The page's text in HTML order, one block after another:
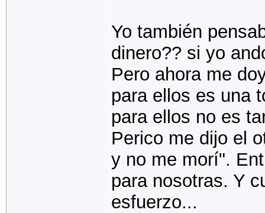
Yo también
dinero?? si yo
Pero ahora me
para ellos es una
para ellos no es
Perico me dijo el
y no me morí".
para nosotras. Y
esfuerzo...